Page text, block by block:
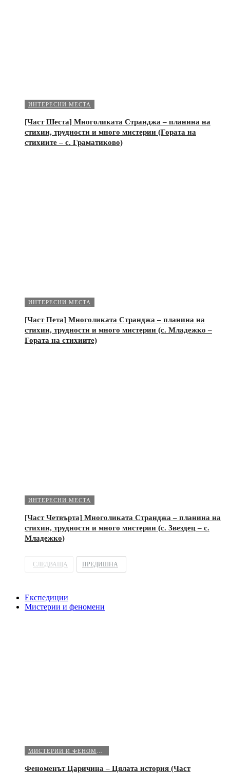
ИНТЕРЕСНИ МЕСТА
[Част Шеста] Многоликата Странджа – планина на
стихии, трудности и много мистерии (Гората на
стихиите – с. Граматиково)
ИНТЕРЕСНИ МЕСТА
[Част Пета] Многоликата Странджа – планина на
стихии, трудности и много мистерии (с. Младежко –
Гората на стихиите)
ИНТЕРЕСНИ МЕСТА
[Част Четвърта] Многоликата Странджа – планина на
стихии, трудности и много мистерии (с. Звездец – с.
Младежко)
СЛЕДВАЩА ПРЕДИШНА
Експедиции
Мистерии и феномени
Феноменът Царичина – Цялата история (Част